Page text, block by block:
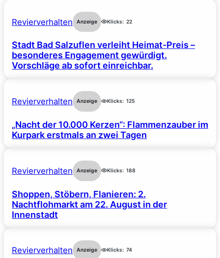
Revierverhalten Anzeige Klicks: 22
Stadt Bad Salzuflen verleiht Heimat-Preis –
besonderes Engagement gewürdigt.
Vorschläge ab sofort einreichbar.
Revierverhalten Anzeige Klicks: 125
„Nacht der 10.000 Kerzen“: Flammenzauber im
Kurpark erstmals an zwei Tagen
Revierverhalten Anzeige Klicks: 188
Shoppen, Stöbern, Flanieren: 2.
Nachtflohmarkt am 22. August in der
Innenstadt
Revierverhalten Anzeige Klicks: 74